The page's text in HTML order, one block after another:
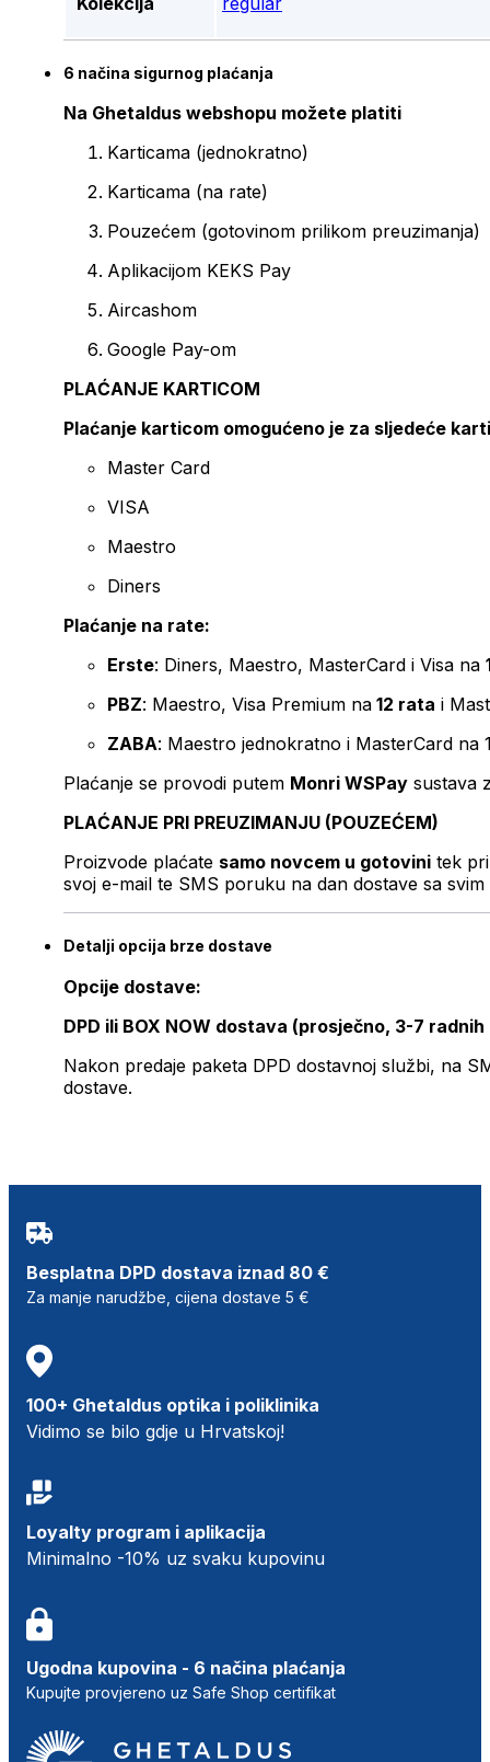
6 načina sigurnog plaćanja
Na Ghetaldus webshopu možete platiti
Karticama (jednokratno)
Karticama (na rate)
Pouzećem (gotovinom prilikom preuzimanja)
Aplikacijom KEKS Pay
Aircashom
Google Pay-om
PLAĆANJE KARTICOM
Plaćanje karticom omogućeno je za sljedeće
Master Card
VISA
Maestro
Diners
Plaćanje na rate:
Erste: Diners, Maestro, MasterCard i Visa na
PBZ: Maestro, Visa Premium na 12 rata i
ZABA: Maestro jednokratno i MasterCard na
Plaćanje se provodi putem Monri WSPay sustava
PLAĆANJE PRI PREUZIMANJU (POUZEĆEM)
Proizvode plaćate samo novcem u gotovini tek
svoj e-mail te SMS poruku na dan dostave sa svim
Detalji opcija brze dostave
Opcije dostave:
DPD ili BOX NOW dostava (prosječno, 3-7 radnih
Nakon predaje paketa DPD dostavnoj službi, na
dostave.
Besplatna DPD dostava iznad 80 €
Za manje narudžbe, cijena dostave 5 €
100+ Ghetaldus optika i poliklinika
Vidimo se bilo gdje u Hrvatskoj!
Loyalty program i aplikacija
Minimalno -10% uz svaku kupovinu
Ugodna kupovina - 6 načina plaćanja
Kupujte provjereno uz Safe Shop certifikat